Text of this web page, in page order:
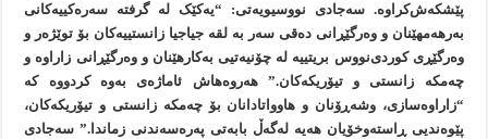
پێشکەش‌کراوە. سەجادی نووسیویەتی: “یه‌کێک له‌ گرفته‌ سه‌ره‌کییه‌کانی
به‌رهه‌مهێنان و وه‌رگێڕانی دەقی سەر بە لقە جیاجیا زانستییەکان بۆ توێژەر و
وەرگێڕی کوردی‌نووس بریتییه‌ له‌ چۆنیه‌تیی به‌کارهێنان و وه‌رگێڕانی زاراوه‌ و
چه‌مکه‌ زانستی و تیۆریکەکان.” هەروەهاش ئاماژەی بەوە کردووە کە
“زاراوەسازی، وشەڕۆنان و هاوواتادانان بۆ چەمکە زانستی و تیۆریکەکان،
پێوەندیی ڕاستەوخۆیان هەیە لەگەڵ بابەتی پەرەسەندنی زماندا.” سەجادی